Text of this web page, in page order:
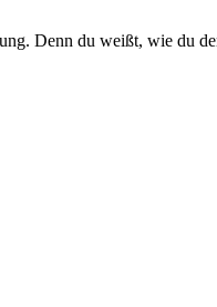
Denn du weißt, wie du